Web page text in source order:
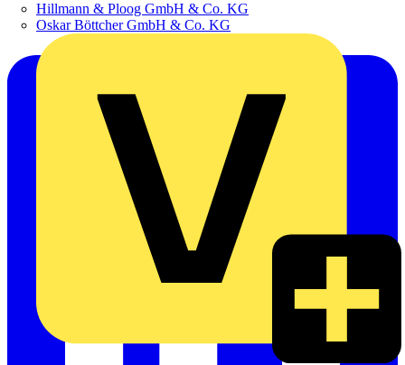
Hillmann & Ploog GmbH & Co. KG
Oskar Böttcher GmbH & Co. KG